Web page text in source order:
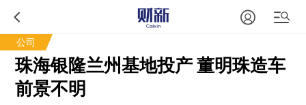
公司
珠海银隆兰州基地投产 董明珠造车
前景不明